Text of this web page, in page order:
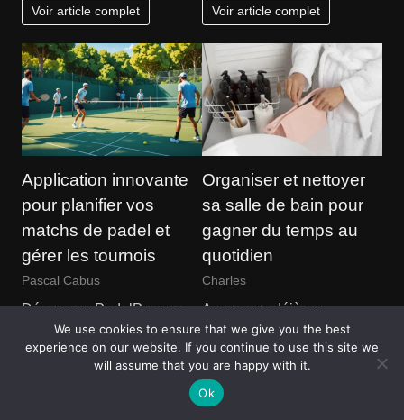
Voir article complet Voir article complet
Application innovante
pour planifier vos
matchs de padel et
gérer les tournois
Pascal Cabus
Découvrez PadelPro, une
application matchs padel
complète qui transforme la
Organiser et nettoyer
sa salle de bain pour
gagner du temps au
quotidien
Charles
Avez-vous déjà eu
l’impression de perdre un
temps précieux chaque
matin en affrontant le
chaos…
We use cookies to ensure that we give you the best
experience on our website. If you continue to use this site we
will assume that you are happy with it.
Ok